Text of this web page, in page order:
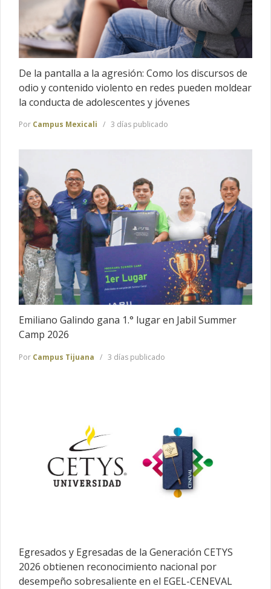
De la pantalla a la agresión: Como los discursos de
odio y contenido violento en redes pueden moldear
la conducta de adolescentes y jóvenes
Por Campus Mexicali 3 días publicado
Emiliano Galindo gana 1.° lugar en Jabil Summer
Camp 2026
Por Campus Tijuana 3 días publicado
Egresados y Egresadas de la Generación CETYS
2026 obtienen reconocimiento nacional por
desempeño sobresaliente en el EGEL-CENEVAL